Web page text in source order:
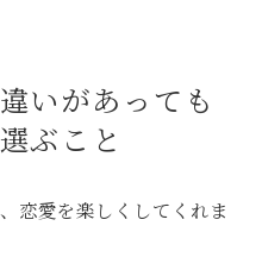
いがあっても
ぶこと
恋愛を楽しくしてくれま